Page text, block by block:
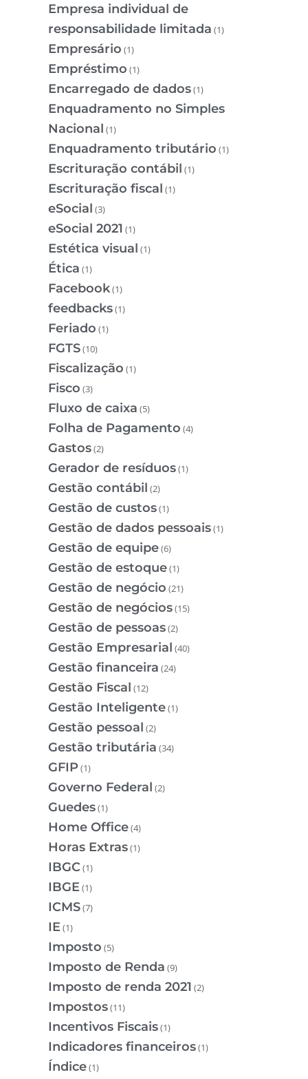
Empresa individual de
responsabilidade limitada (1)
Empresário (1)
Empréstimo (1)
Encarregado de dados(1)
Enquadramento no Simples
Nacional (1)
Enquadramento tributário (1)
Escrituração contábil (1)
Escrituração fiscal (1)
eSocial (3)
eSocial 2021 (1)
Estética visual (1)
Ética (1)
Facebook(1)
feedbacks(1)
Feriado (1)
FGTS(10)
Fiscalização (1)
Fisco (3)
Fluxo de caixa (5)
Folha de Pagamento (4)
Gastos(2)
Gerador de resíduos(1)
Gestão contábil (2)
Gestão de custos(1)
Gestão de dados pessoais(1)
Gestão de equipe(6)
Gestão de estoque(1)
Gestão de negócio (21)
Gestão de negócios(15)
Gestão de pessoas(2)
Gestão Empresarial (40)
Gestão financeira (24)
Gestão Fiscal (12)
Gestão Inteligente(1)
Gestão pessoal (2)
Gestão tributária (34)
GFIP(1)
Governo Federal (2)
Guedes(1)
Home Office(4)
Horas Extras(1)
IBGC(1)
IBGE(1)
ICMS(7)
IE(1)
Imposto (5)
Imposto de Renda (9)
Imposto de renda 2021 (2)
Impostos(11)
Incentivos Fiscais(1)
Indicadores financeiros(1)
Índice(1)